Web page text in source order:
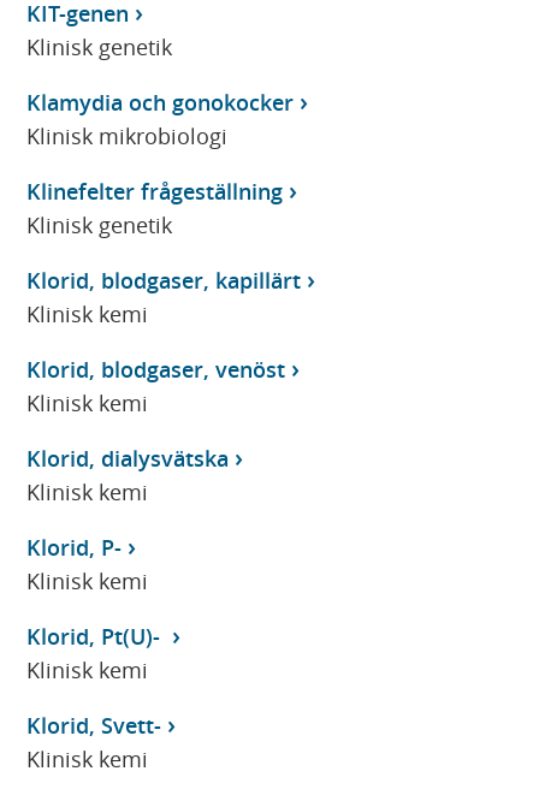
KIT-genen
Klinisk genetik
Klamydia och gonokocker
Klinisk mikrobiologi
Klinefelter frågeställning
Klinisk genetik
Klorid, blodgaser, kapillärt
Klinisk kemi
Klorid, blodgaser, venöst
Klinisk kemi
Klorid, dialysvätska
Klinisk kemi
Klorid, P-
Klinisk kemi
Klorid, Pt(U)-
Klinisk kemi
Klorid, Svett-
Klinisk kemi